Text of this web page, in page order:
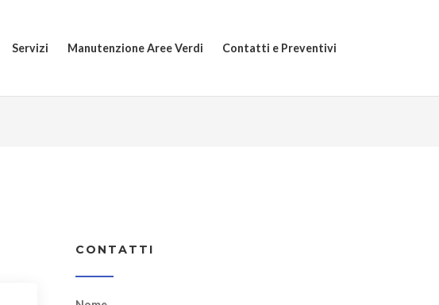
Servizi Manutenzione Aree Verdi Contatti e Preventivi
CONTATTI